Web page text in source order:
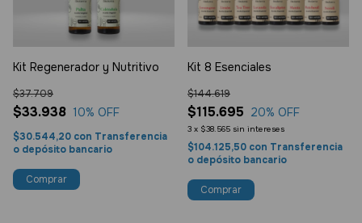
Kit Regenerador y Nutritivo
$33.938
$37.709
10% OFF
$30.544,20 con Transferencia
o depósito bancario
Kit 8 Esenciales
$115.695
$144.619
20% OFF
3 x $38.565 sin intereses
$104.125,50 con Transferencia
o depósito bancario